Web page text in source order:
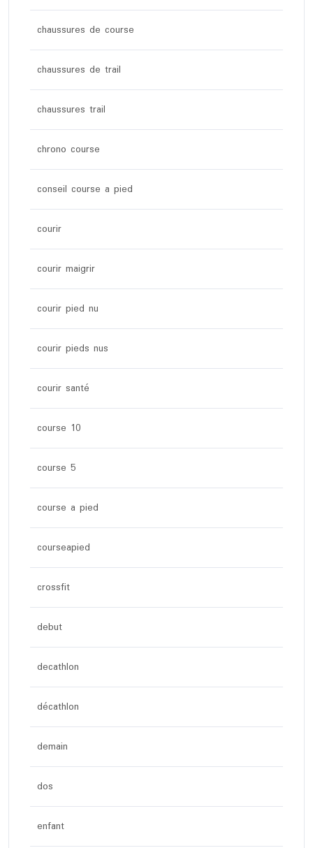
chaussures de course
chaussures de trail
chaussures trail
chrono course
conseil course a pied
courir
courir maigrir
courir pied nu
courir pieds nus
courir santé
course 10
course 5
course a pied
courseapied
crossfit
debut
decathlon
décathlon
demain
dos
enfant